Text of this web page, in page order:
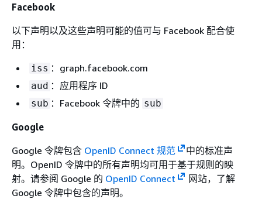
Facebook
以下声明以及这些声明可能的值可与 Facebook 配合使
用：
iss ：graph.facebook.com
aud ：应用程序 ID
sub ：Facebook 令牌中的 sub
Google
Google 令牌包含 OpenID Connect 规范
中的标准声
明。OpenID 令牌中的所有声明均可用于基于规则的映
射。请参阅 Google 的 OpenID Connect
网站，了解
Google 令牌中包含的声明。